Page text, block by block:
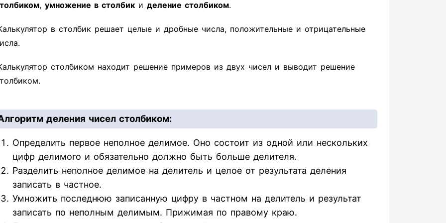
, умножение в столбик и деление столбиком.
в столбик решает целые и дробные числа, положительные и отрицательные
столбиком находит решение примеров из двух чисел и выводит решение
деления чисел столбиком:
Определить первое неполное делимое. Оно состоит из одной или нескольких
цифр делимого и обязательно должно быть больше делителя.
Разделить неполное делимое на делитель и целое от результата деления
записать в частное.
Умножить последнюю записанную цифру в частном на делитель и результат
записать по неполным делимым. Прижимая по правому краю.